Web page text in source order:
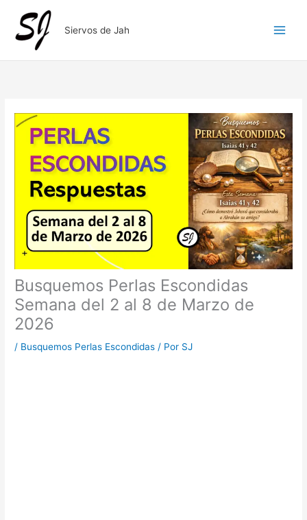
contenido
Siervos de Jah
Busquemos Perlas Escondidas
Semana del 2 al 8 de Marzo de
2026
/ Busquemos Perlas Escondidas / Por SJ